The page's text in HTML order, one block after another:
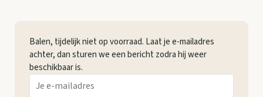
Balen, tijdelijk niet op voorraad. Laat je e-mailadres
achter, dan sturen we een bericht zodra hij weer
beschikbaar is.